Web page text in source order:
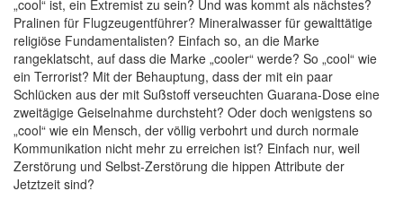
„cool“ ist, ein Extremist zu sein? Und was kommt als nächstes?
Pralinen für Flugzeugentführer? Mineralwasser für gewalttätige
religiöse Fundamentalisten? Einfach so, an die Marke
rangeklatscht, auf dass die Marke „cooler“ werde? So „cool“ wie
ein Terrorist? Mit der Behauptung, dass der mit ein paar
Schlücken aus der mit Sußstoff verseuchten Guarana-Dose eine
zweitägige Geiselnahme durchsteht? Oder doch wenigstens so
„cool“ wie ein Mensch, der völlig verbohrt und durch normale
Kommunikation nicht mehr zu erreichen ist? Einfach nur, weil
Zerstörung und Selbst-Zerstörung die hippen Attribute der
Jetztzeit sind?